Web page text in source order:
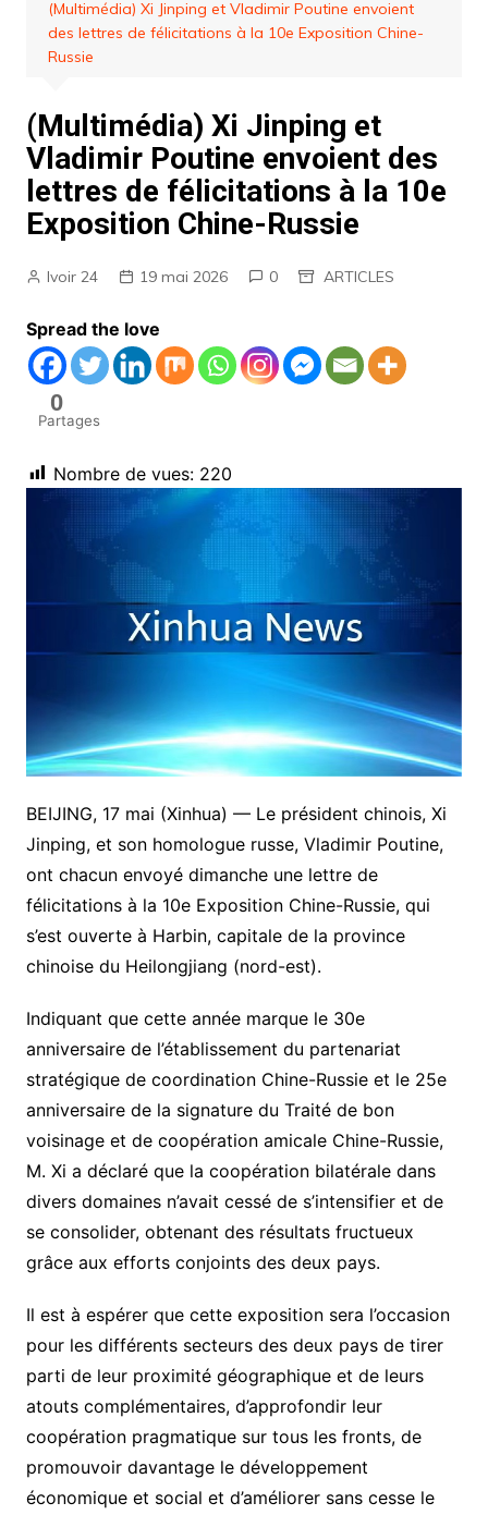
(Multimédia) Xi Jinping et Vladimir Poutine envoient
des lettres de félicitations à la 10e Exposition Chine-
Russie
(Multimédia) Xi Jinping et
Vladimir Poutine envoient des
lettres de félicitations à la 10e
Exposition Chine-Russie
Ivoir 24 19 mai 2026 0 ARTICLES
Spread the love
0
Partages
Nombre de vues: 220
BEIJING, 17 mai (Xinhua) — Le président chinois, Xi
Jinping, et son homologue russe, Vladimir Poutine,
ont chacun envoyé dimanche une lettre de
félicitations à la 10e Exposition Chine-Russie, qui
s’est ouverte à Harbin, capitale de la province
chinoise du Heilongjiang (nord-est).
Indiquant que cette année marque le 30e
anniversaire de l’établissement du partenariat
stratégique de coordination Chine-Russie et le 25e
anniversaire de la signature du Traité de bon
voisinage et de coopération amicale Chine-Russie,
M. Xi a déclaré que la coopération bilatérale dans
divers domaines n’avait cessé de s’intensifier et de
se consolider, obtenant des résultats fructueux
grâce aux efforts conjoints des deux pays.
Il est à espérer que cette exposition sera l’occasion
pour les différents secteurs des deux pays de tirer
parti de leur proximité géographique et de leurs
atouts complémentaires, d’approfondir leur
coopération pragmatique sur tous les fronts, de
promouvoir davantage le développement
économique et social et d’améliorer sans cesse le